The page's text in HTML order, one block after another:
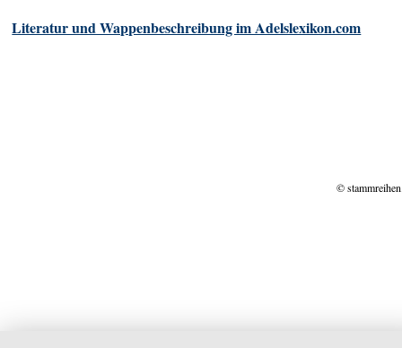
Literatur und Wappenbeschreibung im Adelslexikon.com
©